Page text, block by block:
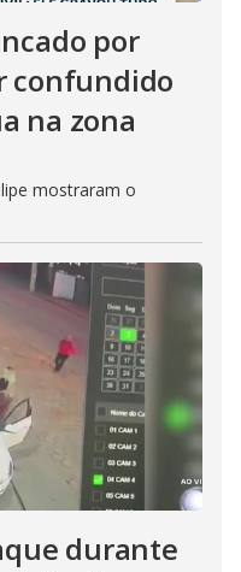
por
confundido
na zona
mostraram o
durante